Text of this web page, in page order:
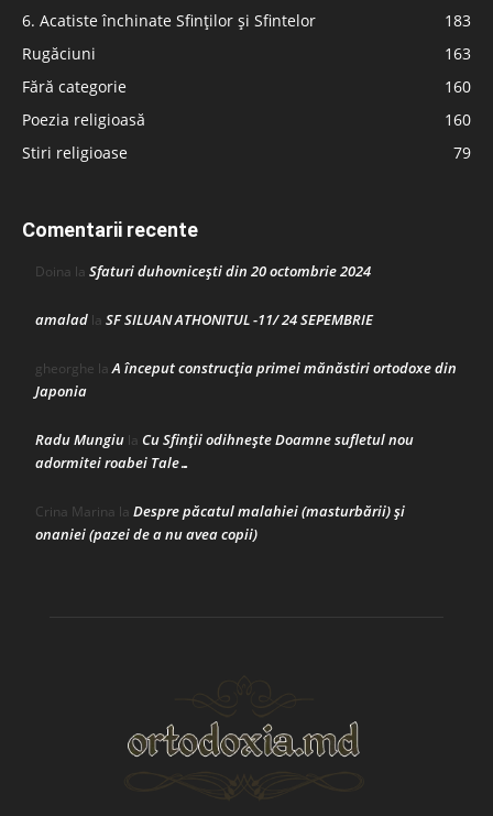
6. Acatiste închinate Sfinților și Sfintelor
183
Rugăciuni
163
Fără categorie
160
Poezia religioasă
160
Stiri religioase
79
Comentarii recente
Doina la Sfaturi duhovnicești din 20 octombrie 2024
amalad la SF SILUAN ATHONITUL -11/ 24 SEPEMBRIE
gheorghe laA început construcţia primei mănăstiri ortodoxe din
Japonia
Radu Mungiu la Cu Sfinții odihnește Doamne sufletul nou
adormitei roabei Tale…
Crina Marina la Despre păcatul malahiei (masturbării) şi
onaniei (pazei de a nu avea copii)